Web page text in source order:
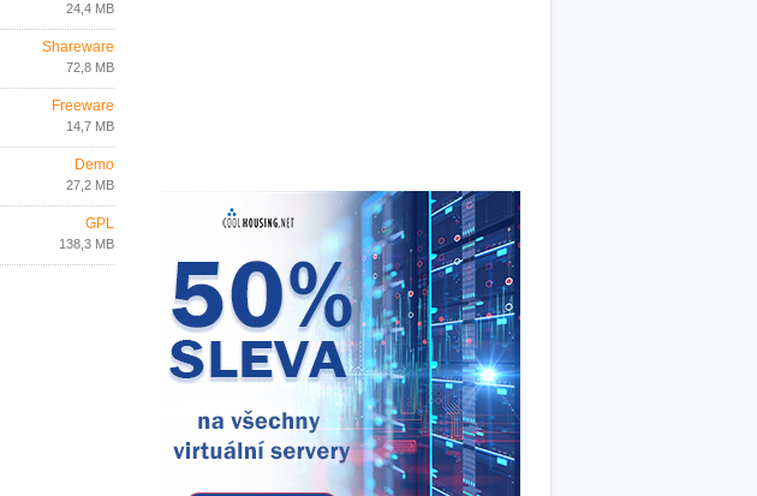
24,4 MB
Shareware
72,8 MB
Freeware
14,7 MB
Demo
27,2 MB
GPL
138,3 MB